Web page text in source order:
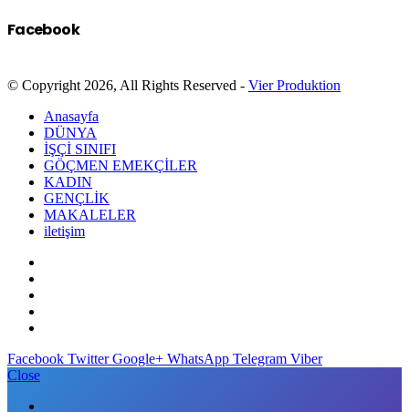
Facebook
© Copyright 2026, All Rights Reserved - Vier Produktion
Anasayfa
DÜNYA
İŞÇİ SINIFI
GÖÇMEN EMEKÇİLER
KADIN
GENÇLİK
MAKALELER
iletişim
Facebook Twitter Google+ WhatsApp Telegram Viber
Close